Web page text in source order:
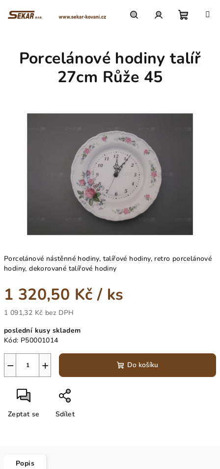
košík
Porcelánové nástěnné hodiny, talířové hodiny, retro porcelánové
hodiny, dekorované talířové hodiny
1 320,50 Kč/ ks
1 091,32 Kč bez DPH
cena:
poslední kusy skladem
Kód: P50001014
+
− Do košíku
Zeptat se Sdílet
Porcelánové hodiny talíř
27cm Růže 45
Popis